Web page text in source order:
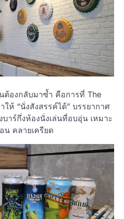
ต้องกลับมาซ้ำ คือการที่ The
ห้ “นั่งสังสรรค์ได้” บรรยากาศ
าร์กึ่งห้องนั่งเล่นที่อบอุ่น เหมาะ
น คลายเครียด